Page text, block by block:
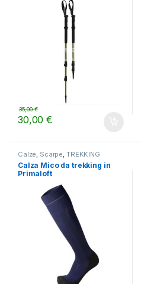
30,00€
35,00€
Calze, Scarpe, TREKKING
Calza Mico da trekking in
Primaloft